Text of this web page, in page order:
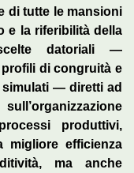
di tutte le mansioni
e la riferibilità della
datoriali —
di congruità e
— diretti ad
produttivi,
migliore efficienza
ma anche